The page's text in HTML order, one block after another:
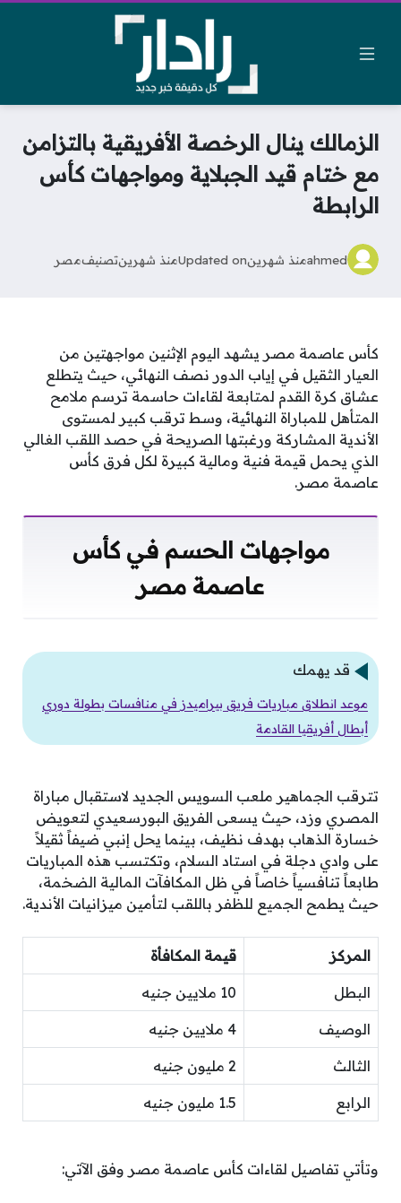
الزمالك ينال الرخصة الأفريقية بالتزامن
مع ختام قيد الجبلاية ومواجهات كأس
الرابطة
ahmedمنذ شهرينUpdated onمنذ شهرينتصنيفمصر
كأس عاصمة مصر يشهد اليوم الإثنين مواجهتين من
العيار الثقيل في إياب الدور نصف النهائي، حيث يتطلع
عشاق كرة القدم لمتابعة لقاءات حاسمة ترسم ملامح
المتأهل للمباراة النهائية، وسط ترقب كبير لمستوى
الأندية المشاركة ورغبتها الصريحة في حصد اللقب الغالي
الذي يحمل قيمة فنية ومالية كبيرة لكل فرق كأس
عاصمة مصر.
مواجهات الحسم في كأس
عاصمة مصر
قد يهمك
موعد انطلاق مباريات فريق بيراميدز في منافسات بطولة دوري
أبطال أفريقيا القادمة
تترقب الجماهير ملعب السويس الجديد لاستقبال مباراة
المصري وزد، حيث يسعى الفريق البورسعيدي لتعويض
خسارة الذهاب بهدف نظيف، بينما يحل إنبي ضيفاً ثقيلاً
على وادي دجلة في استاد السلام، وتكتسب هذه المباريات
طابعاً تنافسياً خاصاً في ظل المكافآت المالية الضخمة،
حيث يطمح الجميع للظفر باللقب لتأمين ميزانيات الأندية.
المركز قيمة المكافأة
البطل 10 ملايين جنيه
الوصيف 4 ملايين جنيه
الثالث 2 مليون جنيه
الرابع 1.5 مليون جنيه
وتأتي تفاصيل لقاءات كأس عاصمة مصر وفق الآتي: